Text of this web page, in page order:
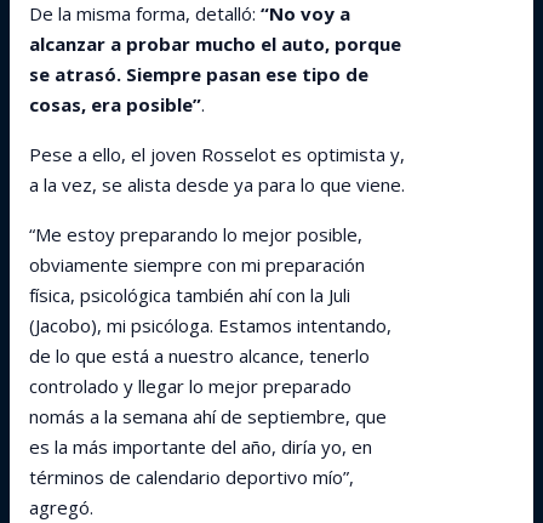
De la misma forma, detalló: “No voy a
alcanzar a probar mucho el auto, porque
se atrasó. Siempre pasan ese tipo de
cosas, era posible”.
Pese a ello, el joven Rosselot es optimista y,
a la vez, se alista desde ya para lo que viene.
“Me estoy preparando lo mejor posible,
obviamente siempre con mi preparación
física, psicológica también ahí con la Juli
(Jacobo), mi psicóloga. Estamos intentando,
de lo que está a nuestro alcance, tenerlo
controlado y llegar lo mejor preparado
nomás a la semana ahí de septiembre, que
es la más importante del año, diría yo, en
términos de calendario deportivo mío”,
agregó.